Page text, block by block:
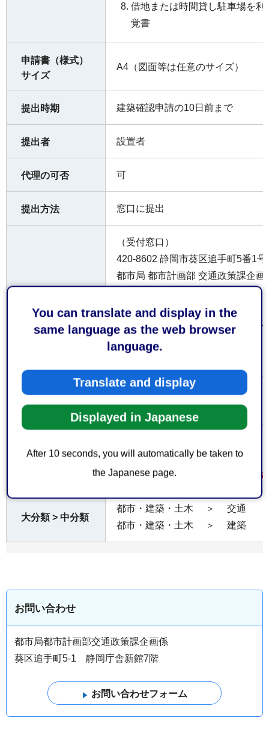
You can translate and display in the
same language as the web browser
language.
Translate and display
Displayed in Japanese
After 10 seconds, you will automatically be taken to
the Japanese page.
借地または時間貸し駐車場を
覚書
申請書（様式）
サイズ
A4（図面等は任意のサイズ）
提出時期 建築確認申請の10日前まで
提出者 設置者
代理の可否 可
提出方法 窓口に提出
（受付窓口）
420-8602 静岡市葵区追手町5番1号
都市局 都市計画部 交通政策課企
（受付時間）
平日午前8時30分から午後5時15分
土日休日及び年末年始（12月29日
お持ちしていた
だくもの
内容の不備等により、受理できな
大分類 > 中分類
都市・建築・土木 ＞
交通
都市・建築・土木
＞ 建築
お問い合わせ
都市局都市計画部交通政策課企画係
葵区追手町5-1 静岡庁舎新館7階